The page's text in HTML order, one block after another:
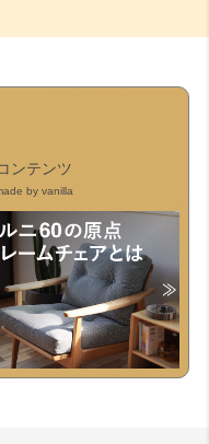
ンテンツ
by vanilla